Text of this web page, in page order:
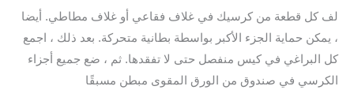
لف كل قطعة من كرسيك في غلاف فقاعي أو غلاف مطاطي. أيضا
، يمكن حماية الجزء الأكبر بواسطة بطانية متحركة. بعد ذلك ، اجمع
كل البراغي في كيس منفصل حتى لا تفقدها. ثم ، ضع جميع أجزاء
الكرسي في صندوق من الورق المقوى مبطن مسبقًا